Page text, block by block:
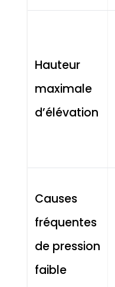
Hauteur
maximale
d’élévation
Causes
fréquentes
de pression
faible